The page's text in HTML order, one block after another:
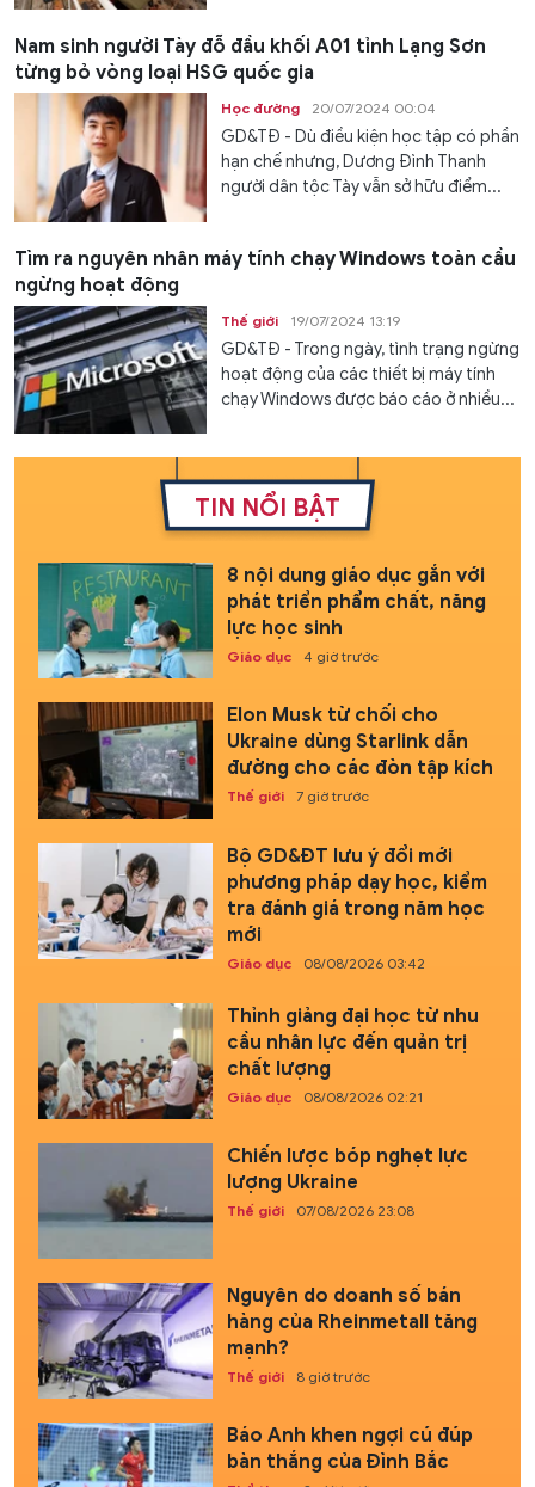
Nam sinh người Tày đỗ đầu khối A01 tỉnh Lạng Sơn
từng bỏ vòng loại HSG quốc gia
Học đường 20/07/2024 00:04
GD&TĐ - Dù điều kiện học tập có phần
hạn chế nhưng, Dương Đình Thanh
người dân tộc Tày vẫn sở hữu điểm...
Tìm ra nguyên nhân máy tính chạy Windows toàn cầu
ngừng hoạt động
Thế giới 19/07/2024 13:19
GD&TĐ - Trong ngày, tình trạng ngừng
hoạt động của các thiết bị máy tính
chạy Windows được báo cáo ở nhiều...
TIN NỔI BẬT
8 nội dung giáo dục gắn với
phát triển phẩm chất, năng
lực học sinh
Giáo dục 4 giờ trước
Elon Musk từ chối cho
Ukraine dùng Starlink dẫn
đường cho các đòn tập kích
Thế giới 7 giờ trước
Bộ GD&ĐT lưu ý đổi mới
phương pháp dạy học, kiểm
tra đánh giá trong năm học
mới
Giáo dục 08/08/2026 03:42
Thỉnh giảng đại học từ nhu
cầu nhân lực đến quản trị
chất lượng
Giáo dục 08/08/2026 02:21
Chiến lược bóp nghẹt lực
lượng Ukraine
Thế giới 07/08/2026 23:08
Nguyên do doanh số bán
hàng của Rheinmetall tăng
mạnh?
Thế giới 8 giờ trước
Báo Anh khen ngợi cú đúp
bàn thắng của Đình Bắc